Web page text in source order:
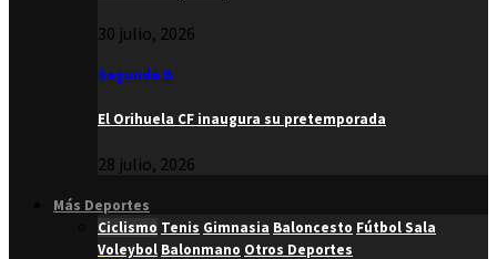
30 julio, 2026
Segunda B
El Orihuela CF inaugura su pretemporada
28 julio, 2026
Más Deportes
Ciclismo Tenis Gimnasia Baloncesto Fútbol Sala
Voleybol Balonmano Otros Deportes